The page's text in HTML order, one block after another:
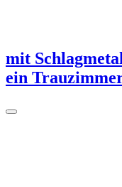
mit
ein